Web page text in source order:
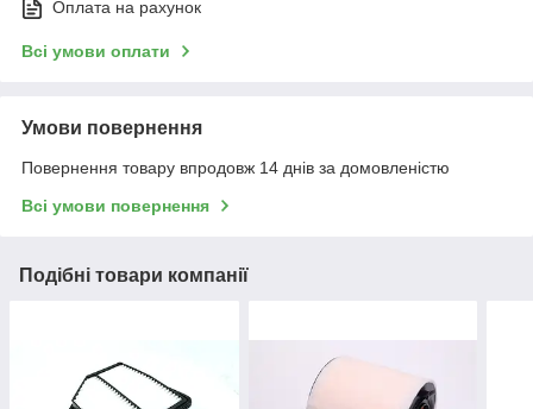
Оплата на рахунок
Всі умови оплати
Умови повернення
Повернення товару впродовж 14 днів за домовленістю
Всі умови повернення
Подібні товари компанії